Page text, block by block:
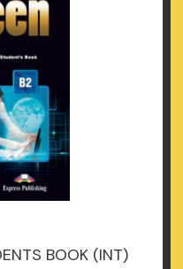
BOOK (INT)